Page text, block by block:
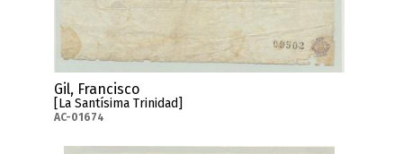
Gil, Francisco
[La Santísima Trinidad]
AC-01674